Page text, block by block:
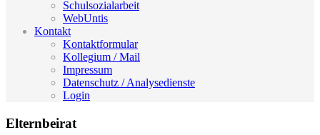
Schulsozialarbeit
WebUntis
Kontakt
Kontaktformular
Kollegium / Mail
Impressum
Datenschutz / Analysedienste
Login
Elternbeirat